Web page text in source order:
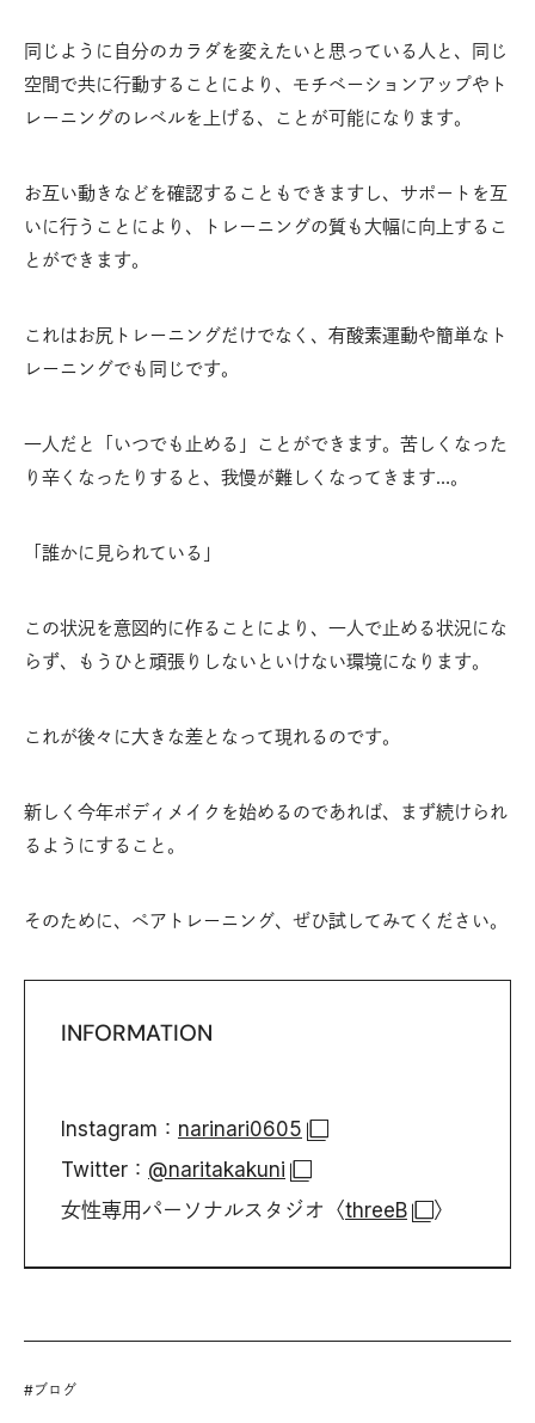
同じように自分のカラダを変えたいと思っている人と、同じ
空間で共に行動することにより、モチベーションアップやト
レーニングのレベルを上げる、ことが可能になります。
お互い動きなどを確認することもできますし、サポートを互
いに行うことにより、トレーニングの質も大幅に向上するこ
とができます。
これはお尻トレーニングだけでなく、有酸素運動や簡単なト
レーニングでも同じです。
一人だと「いつでも止める」ことができます。苦しくなった
り辛くなったりすると、我慢が難しくなってきます…。
「誰かに見られている」
この状況を意図的に作ることにより、一人で止める状況にな
らず、もうひと頑張りしないといけない環境になります。
これが後々に大きな差となって現れるのです。
新しく今年ボディメイクを始めるのであれば、まず続けられ
るようにすること。
そのために、ペアトレーニング、ぜひ試してみてください。
INFORMATION
Instagram： narinari0605
Twitter： @naritakakuni
女性専用パーソナルスタジオ〈threeB 〉
#ブログ